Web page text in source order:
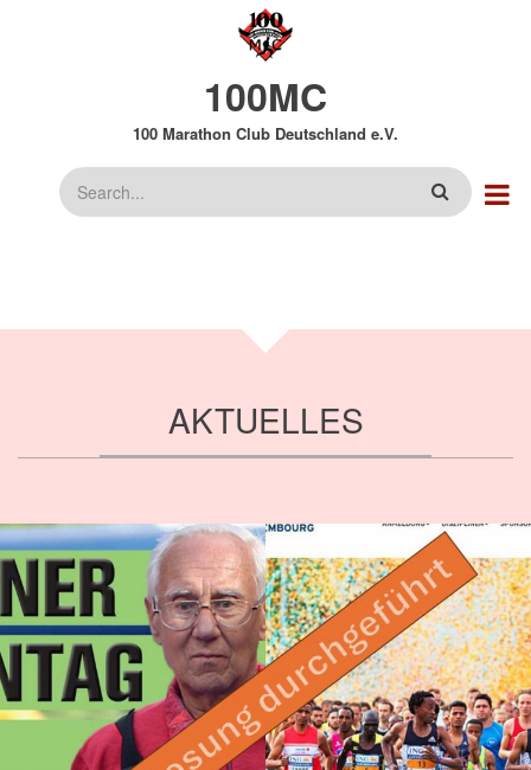
100MC
100 Marathon Club Deutschland e.V.
Suche
AKTUELLES